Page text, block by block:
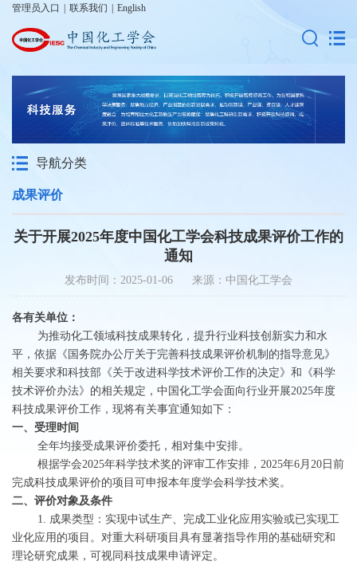
管理员入口 联系我们 English
导航分类
成果评价
关于开展2025年度中国化工学会科技成果评价工作的
通知
发布时间：2025-01-06 来源：中国化工学会
各有关单位：
为推动化工领域科技成果转化，提升行业科技创新实力和水
平，依据《国务院办公厅关于完善科技成果评价机制的指导意见》
相关要求和科技部《关于改进科学技术评价工作的决定》和《科学
技术评价办法》的相关规定，中国化工学会面向行业开展2025年度
科技成果评价工作，现将有关事宜通知如下：
一、受理时间
全年均接受成果评价委托，相对集中安排。
根据学会2025年科学技术奖的评审工作安排，2025年6月20日前
完成科技成果评价的项目可申报本年度学会科学技术奖。
二、评价对象及条件
1. 成果类型：实现中试生产、完成工业化应用实验或已实现工
业化应用的项目。对重大科研项目具有显著指导作用的基础研究和
理论研究成果，可视同科技成果申请评定。